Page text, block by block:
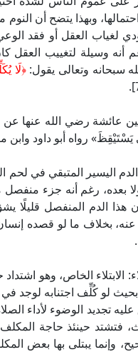
وبهذا يتضح أن
لغياب العقل أو فقد
أنه وسيلة لتغييب
سبحانه وتعالى يقول:﴿لَا
عائشة رضي الله عنها عن
يَسْتَيْقِظَ» رواه أبو داود وابن
اليسير المتبقي في لحم
بعده، رغم أنه جزء منفصل
الدم المنفصل قليلًا
بخلاف ما لو قصده إنسان
الابتلاء الخاص، وهو
بحيث لو كُلِّف اجتنابه
تجديد الوضوء لأداء
فتشتد حينئذ حاجة المكلف
وإنما يبتلى بها بعض